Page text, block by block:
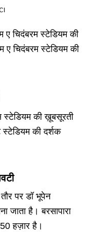
ए चिदंबरम स्टेडियम की
ए चिदंबरम स्टेडियम की
स्टेडियम की ख़ूबसूरती
स्टेडियम की दर्शक
पर डॉ भूपेन
जाता है। बरसापारा
हज़ार है।